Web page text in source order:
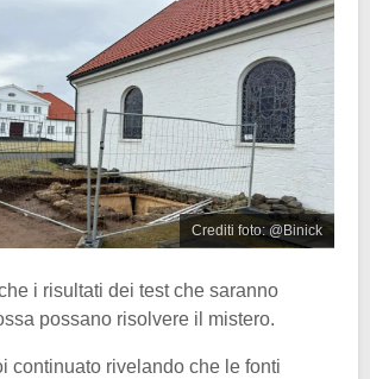
Crediti foto: @Binick
i risultati dei test che saranno
possano risolvere il mistero.
continuato rivelando che le fonti